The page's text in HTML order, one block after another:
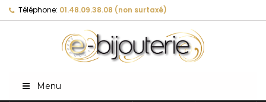
Téléphone: 01.48.09.38.08 (non surtaxé)
Menu